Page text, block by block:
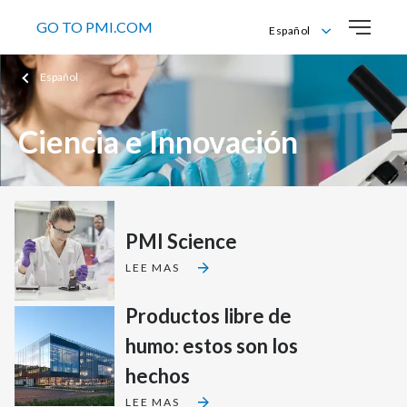
GO TO PMI.COM
Español
Español
Español
Ciencia e Innovación
PMI Science
LEE MAS
Productos libre de
humo: estos son los
hechos
LEE MAS